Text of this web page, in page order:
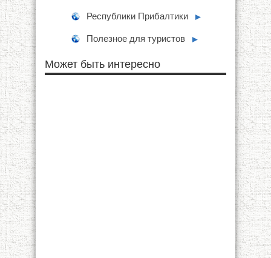
Республики Прибалтики ►
Полезное для туристов ►
Может быть интересно